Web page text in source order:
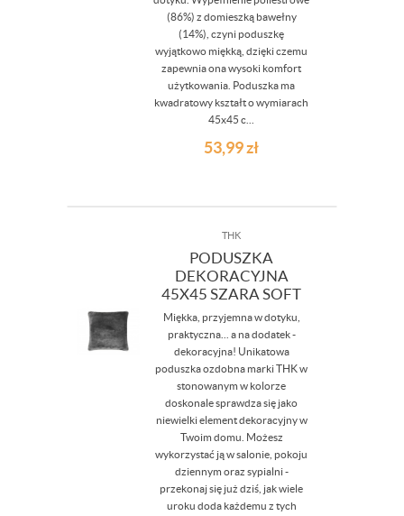
(86%) z domieszką bawełny
(14%), czyni poduszkę
wyjątkowo miękką, dzięki czemu
zapewnia ona wysoki komfort
użytkowania. Poduszka ma
kwadratowy kształt o wymiarach
45x45 c...
53,99zł
THK
PODUSZKA
DEKORACYJNA
45X45 SZARA SOFT
Miękka, przyjemna w dotyku,
praktyczna... a na dodatek -
dekoracyjna! Unikatowa
poduszka ozdobna marki THK w
stonowanym w kolorze
doskonale sprawdza się jako
niewielki element dekoracyjny w
Twoim domu. Możesz
wykorzystać ją w salonie, pokoju
dziennym oraz sypialni -
przekonaj się już dziś, jak wiele
uroku doda każdemu z tych